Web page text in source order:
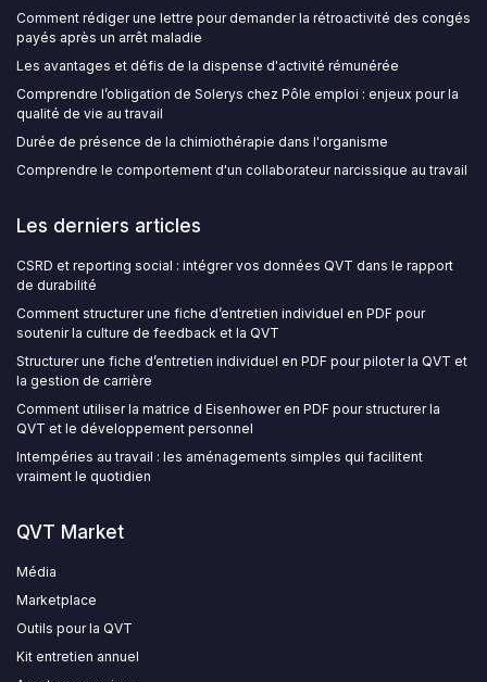
Comment rédiger une lettre pour demander la rétroactivité des congés
payés après un arrêt maladie
Les avantages et défis de la dispense d'activité rémunérée
Comprendre l’obligation de Solerys chez Pôle emploi : enjeux pour la
qualité de vie au travail
Durée de présence de la chimiothérapie dans l'organisme
Comprendre le comportement d'un collaborateur narcissique au travail
Les derniers articles
CSRD et reporting social : intégrer vos données QVT dans le rapport
de durabilité
Comment structurer une fiche d’entretien individuel en PDF pour
soutenir la culture de feedback et la QVT
Structurer une fiche d’entretien individuel en PDF pour piloter la QVT et
la gestion de carrière
Comment utiliser la matrice d Eisenhower en PDF pour structurer la
QVT et le développement personnel
Intempéries au travail : les aménagements simples qui facilitent
vraiment le quotidien
QVT Market
Média
Marketplace
Outils pour la QVT
Kit entretien annuel